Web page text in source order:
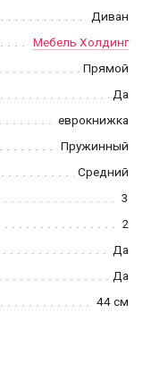
Диван
Мебель Холдинг
Прямой
Да
еврокнижка
Пружинный
Средний
3
2
Да
Да
44 см